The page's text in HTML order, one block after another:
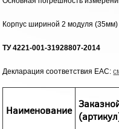
Корпус шириной 2 модуля (35мм)
ТУ 4221-001-31928807-2014
Декларация соответствия EAC:
Наименование